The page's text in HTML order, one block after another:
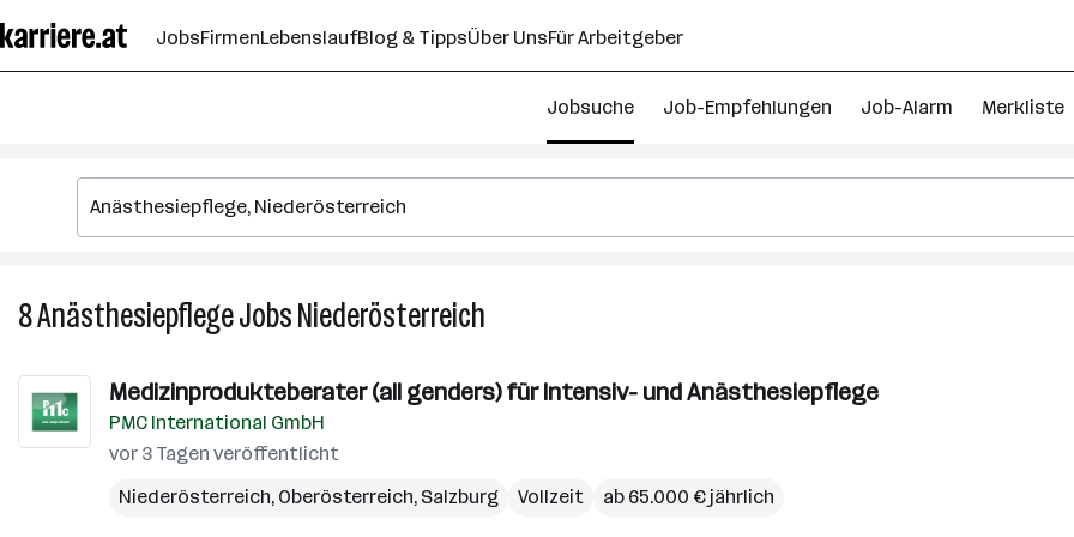
Seiteninhalt
springen
JobsFirmenLebenslaufBlog & TippsÜber UnsFür Arbeitgeber
Jobsuche Job-Empfehlungen Job-Alarm Merkliste
8AnästhesiepflegeJobsNiederösterreich
in
Medizinprodukteberater (all genders) für Intensiv- und Anästhesiepflege
PMC International GmbH
vor 3 Tagen veröffentlicht
Niederösterreich, Oberösterreich, Salzburg Vollzeit ab 65.000 € jährlich